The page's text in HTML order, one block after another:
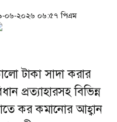
ক্ষুদ্র ব্যবসায়ী এবং মুদি
করের আওতার...
০৬-২০২৬ ০৬:৫৭ পিএম
টাকা সাদা করার
প্রত্যাহারসহ বিভিন্ন
কর কমানোর আহ্বান